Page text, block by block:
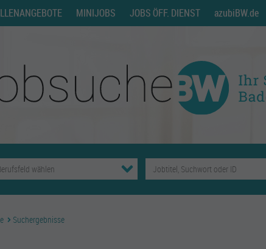
MINIJOBS JOBS ÖFF. DIENST azubiBW.de
Suchergebnisse